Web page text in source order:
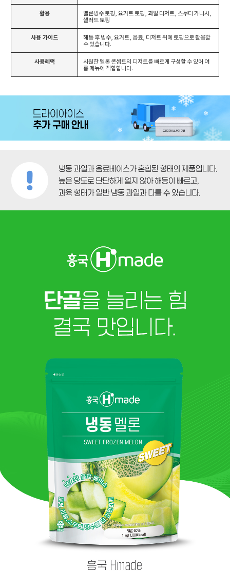
활용
멜론빙수 토핑, 요거트 토핑, 과일 디저트, 스무디 가니시,
샐러드 토핑
사용 가이드
해동 후 빙수, 요거트, 음료, 디저트 위에 토핑으로 활용할
수 있습니다.
사용혜택
시원한 멜론 콘셉트의 디저트를 빠르게 구성할 수 있어 여
름 메뉴에 적합합니다.